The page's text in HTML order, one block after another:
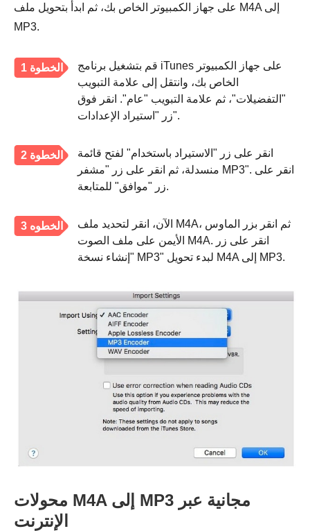
على جهاز الكمبيوتر الخاص بك، ثم ابدأ بتحويل ملف M4A إلى
MP3.
الخطوة 1
قم بتشغيل برنامج iTunes على جهاز الكمبيوتر
الخاص بك، وانتقل إلى علامة التبويب
"التفضيلات"، ثم علامة التبويب "عام". انقر فوق
زر "استيراد الإعدادات".
الخطوة 2
انقر على زر "الاستيراد باستخدام" لفتح قائمة
منسدلة، ثم انقر على زر "مشفر MP3". انقر على
زر "موافق" للمتابعة.
الخطوه 3
الآن، انقر لتحديد ملف M4A، ثم انقر بزر الماوس
الأيمن على ملف الصوت M4A. انقر على زر
"إنشاء نسخة MP3" لبدء تحويل M4A إلى MP3.
محولات M4A إلى MP3 مجانية عبر
الإنترنت